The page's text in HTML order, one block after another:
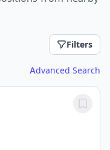
Filters
Advanced Search